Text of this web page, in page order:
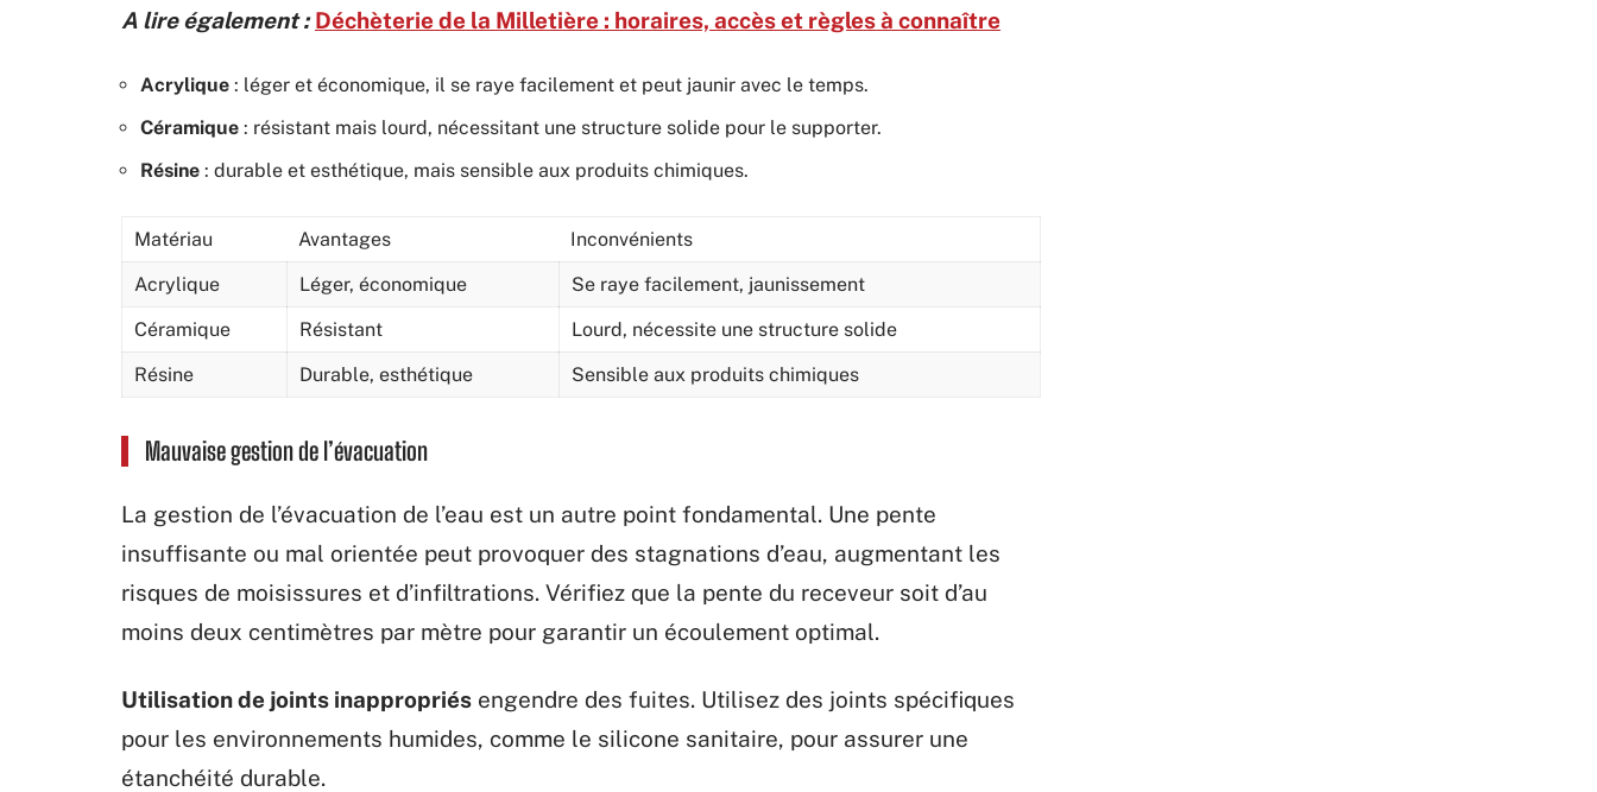
A lire également : Déchèterie de la Milletière : horaires, accès et règles à connaître
Acrylique : léger et économique, il se raye facilement et peut jaunir avec le temps.
Céramique : résistant mais lourd, nécessitant une structure solide pour le supporter.
Résine : durable et esthétique, mais sensible aux produits chimiques.
Matériau Avantages
Inconvénients
Acrylique
Léger, économique
Se raye facilement, jaunissement
Céramique
Résistant
Lourd, nécessite une structure solide
Résine
Durable, esthétique Sensible aux produits chimiques
Mauvaise gestion de l’évacuation
La gestion de l’évacuation de l’eau est un autre point fondamental. Une pente
insuffisante ou mal orientée peut provoquer des stagnations d’eau, augmentant les
risques de moisissures et d’infiltrations. Vérifiez que la pente du receveur soit d’au
moins deux centimètres par mètre pour garantir un écoulement optimal.
Utilisation de joints inappropriés engendre des fuites. Utilisez des joints spécifiques
pour les environnements humides, comme le silicone sanitaire, pour assurer une
étanchéité durable.